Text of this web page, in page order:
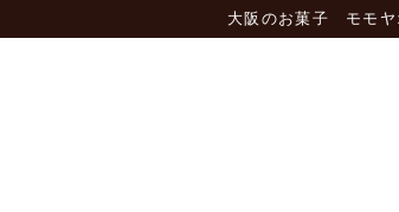
大阪のお菓子 モモヤ